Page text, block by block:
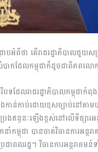
ាបអំពីថា តើរាជរដ្ឋាភិបាលជួយ
បាកដែលកម្ពុជាក៏ដូចជាពិភពលោ
បទដែលរាជរដ្ឋាភិបាលកម្ពុជា
កាន់កាប់ដោយខុសច្បាប់នៅត
ងឥន្ធនៈឡើងខ្ពស់នៅលើទីផ្សារ
ាំកម្ពុជា បានចាត់វិធានការអន្ត
លរដ្ឋ។ វិធានការអន្តរាគមន៍